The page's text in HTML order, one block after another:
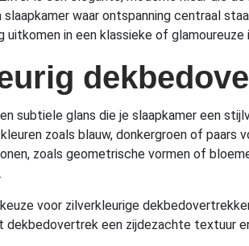
waar ontspanning centraal
in een klassieke of glamoureuze
subtiele glans die je slaapkamer een
zoals blauw, donkergroen of
zoals geometrische vormen of
voor zilverkleurige
dekbedovertrek een zijdezachte textuur